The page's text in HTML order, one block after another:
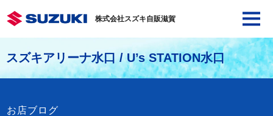
株式会社スズキ自販滋賀
スズキアリーナ水口 / U’s STATION水口
お店ブログ